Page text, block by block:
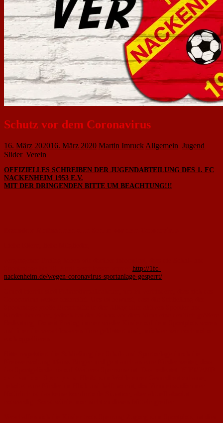
Schutz vor dem Coronavirus
16. März 202016. März 2020 Martin Imruck Allgemein Jugend
Slider, Verein
OFFIZIELLES SCHREIBEN DER JUGENDABTEILUNG DES 1. FC
NACKENHEIM 1953 E.V.
MIT DER DRINGENDEN BITTE UM BEACHTUNG!!!
http://1fc-
nackenheim.de/wegen-coronavirus-sportanlage-gesperrt/